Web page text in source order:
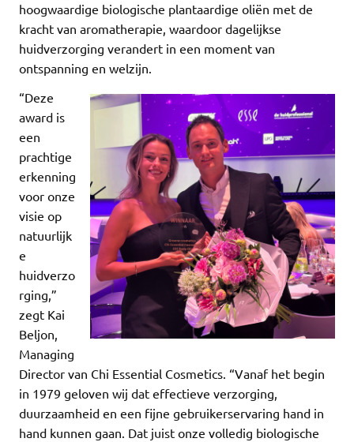
hoogwaardige biologische plantaardige oliën met de
kracht van aromatherapie, waardoor dagelijkse
huidverzorging verandert in een moment van
ontspanning en welzijn.
“Deze
award is
een
prachtige
erkenning
voor onze
visie op
natuurlijk
e
huidverzo
rging,”
zegt Kai
Beljon,
Managing
Director van Chi Essential Cosmetics. “Vanaf het begin
in 1979 geloven wij dat effectieve verzorging,
duurzaamheid en een fijne gebruikerservaring hand in
hand kunnen gaan. Dat juist onze volledig biologische